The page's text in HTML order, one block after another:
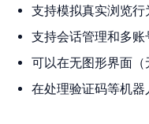
支持模拟真实浏览行
支持会话管理和多账
可以在无图形界面（
在处理验证码等机器